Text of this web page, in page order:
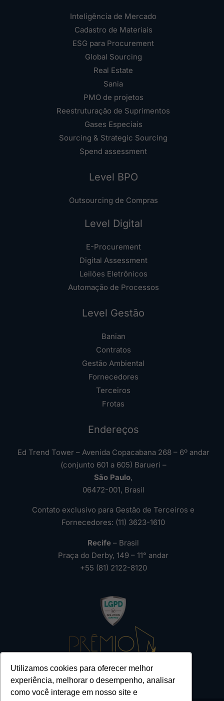
Utilizamos cookies para oferecer melhor
experiência, melhorar o desempenho, analisar
como você interage em nosso site e
Inteligência de Mercado
Cadastro de Materiais
ESG para Procurement
Global Sourcing
Real Estate
Sania
PMO de projetos
Reestruturação de Suprimentos
Gases Especiais
Sourcing & Strategic Sourcing
Spend assessment
Level BPO
Outsourcing de Compras
Level Digital
E-Procurement
Digital Assessment
Leilões Eletrônicos
Automação de Processos
Level Gestão
Banian
Contratos
Gestão Ambiental
Fornecedores
Terceiros
Frotas
Endereços
Ed Trend Tower – Avenida Copacabana 268 – 6º andar
(conjunto 601 a 605) Barueri –
São Paulo,
06472-001, Brasil
Contato exclusivo para Gestão de Terceiros e
Fornecedores: (11) 3623-1610
Recife – Brasil
Praça do Derby, 149 – 11° andar
+55 (81) 2122-8120